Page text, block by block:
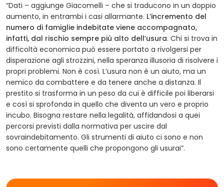
“Dati – aggiunge Giacomelli – che si traducono in un doppio
aumento, in entrambi i casi allarmante. L’incremento del
numero di famiglie indebitate viene accompagnato,
infatti, dal rischio sempre più alto dell’usura. Chi si trova in
difficoltà economica può essere portato a rivolgersi per
disperazione agli strozzini, nella speranza illusoria di risolvere i
propri problemi. Non è così. L’usura non è un aiuto, ma un
nemico da combattere e da tenere anche a distanza. Il
prestito si trasforma in un peso da cui è difficile poi liberarsi
e così si sprofonda in quello che diventa un vero e proprio
incubo. Bisogna restare nella legalità, affidandosi a quei
percorsi previsti dalla normativa per uscire dal
sovraindebitamento. Gli strumenti di aiuto ci sono e non
sono certamente quelli che propongono gli usurai”.